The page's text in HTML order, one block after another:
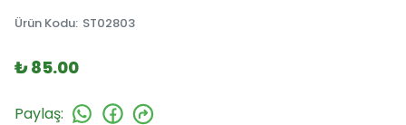
Ürün Kodu: ST02803
₺ 85.00
Paylaş: